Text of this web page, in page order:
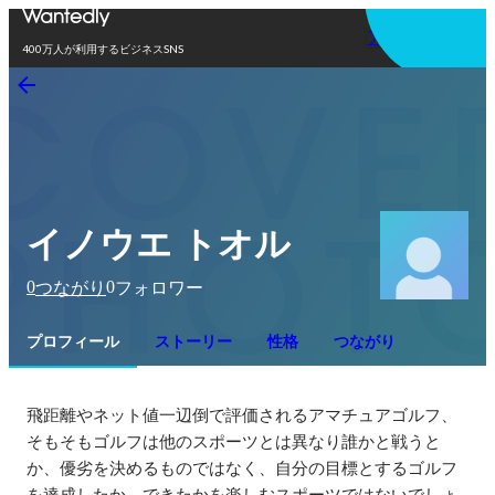
400万人が利用するビジネスSNS
アプリを使う
イノウエ トオル
0つながり 0フォロワー
プロフィール ストーリー 性格 つながり
飛距離やネット値一辺倒で評価されるアマチュアゴルフ、
そもそもゴルフは他のスポーツとは異なり誰かと戦うと
か、優劣を決めるものではなく、自分の目標とするゴルフ